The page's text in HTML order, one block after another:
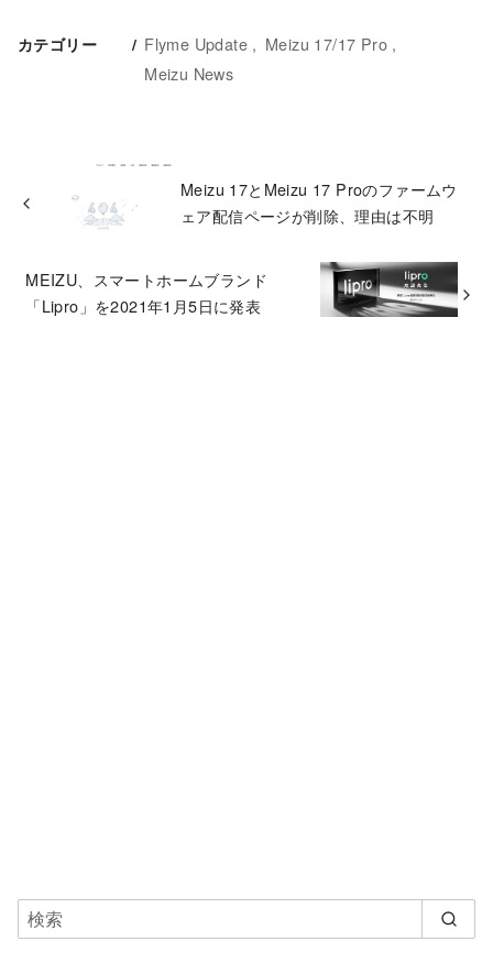
カテゴリー Flyme Update
Meizu 17/17 Pro
Meizu News
Meizu 17とMeizu 17 Proのファームウ
ェア配信ページが削除、理由は不明
MEIZU、スマートホームブランド
「Lipro」を2021年1月5日に発表